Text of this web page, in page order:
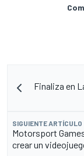
Finaliza en
SIGUIENTE ARTÍCULO
Motorsport
crear un